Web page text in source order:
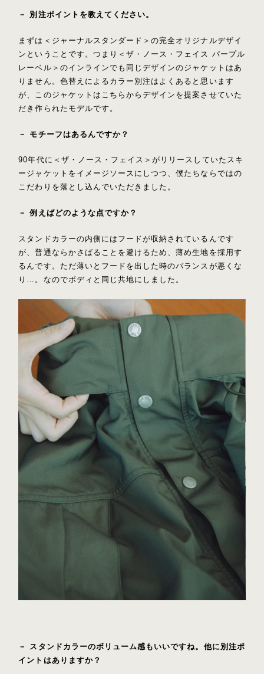
－ 別注ポイントを教えてください。
まずは＜ジャーナルスタンダード＞の完全オリジナルデザイ
ンということです。つまり＜ザ・ノース・フェイス パープル
レーベル＞のインラインでも同じデザインのジャケットはあ
りません。色替えによるカラー別注はよくあると思います
が、このジャケットはこちらからデザインを提案させていた
だき作られたモデルです。
－ モチーフはあるんですか？
90年代に＜ザ・ノース・フェイス＞がリリースしていたスキ
ージャケットをイメージソースにしつつ、僕たちならではの
こだわりを落とし込んでいただきました。
－ 例えばどのような点ですか？
スタンドカラーの内側にはフードが収納されているんです
が、普通ならかさばることを避けるため、薄め生地を採用す
るんです。ただ薄いとフードを出した時のバランスが悪くな
り…。なのでボディと同じ共地にしました。
－ スタンドカラーのボリューム感もいいですね。他に別注ポ
イントはありますか？